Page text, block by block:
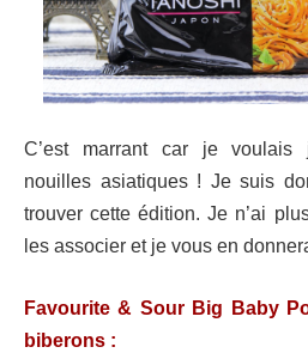
C’est marrant car je voulais
nouilles asiatiques ! Je suis
trouver cette édition. Je n’ai
les associer et je vous en
Favourite & Sour Big Baby
biberons :